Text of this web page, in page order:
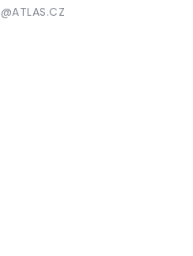
@ATLAS.CZ